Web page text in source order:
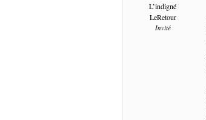
L’indigné
LeRetour
Invité